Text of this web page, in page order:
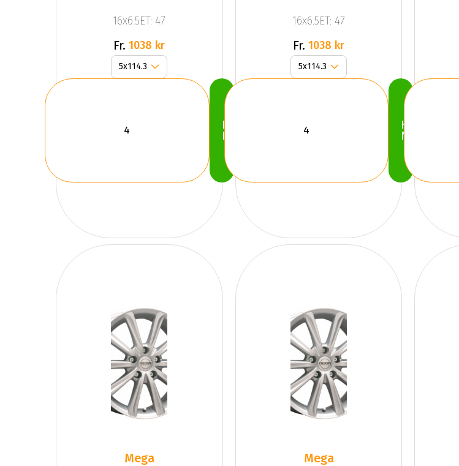
Anthracite
Grey
16x6.5ET: 47
Fr. 1038 kr
Köp
Nu
Anthracite
Grey
16x6.5ET: 47
Fr. 1038 kr
Köp
Nu
Mega
Mega